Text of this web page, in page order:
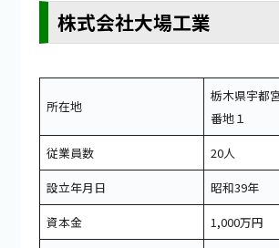
株式会社大場工業
所在地
栃木県宇都
番地１
従業員数
20人
設立年月日
昭和39年
資本金
1,000万円